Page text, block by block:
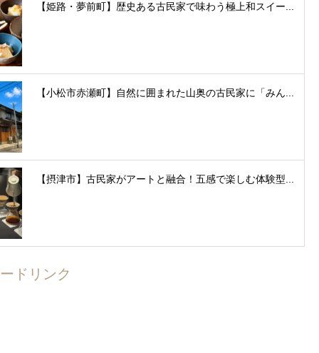
【姫路・夢前町】歴史ある古民家で味わう極上和スイー...
【小松市赤瀬町】自然に囲まれた山奥の古民家に「みん...
【摂津市】古民家がアートと融合！五感で楽しむ体験型...
ドリンク